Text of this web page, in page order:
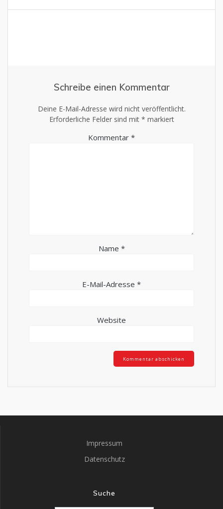
Schreibe einen Kommentar
Deine E-Mail-Adresse wird nicht veröffentlicht.
Erforderliche Felder sind mit * markiert
Kommentar *
Name *
E-Mail-Adresse *
Website
Impressum
Datenschutz
Suche